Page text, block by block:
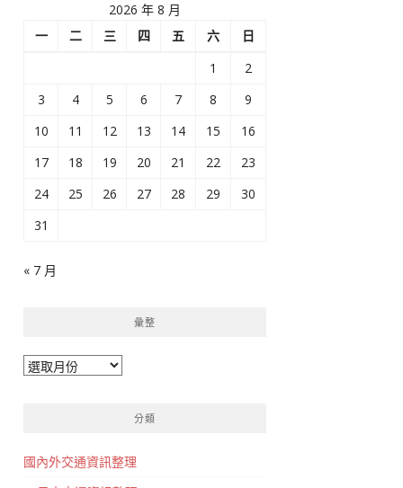
2026 年 8 月
一
二 三 四 五 六
日
1
2
3
4 5 6 7 8
9
10
11 12 13 14 15
16
17
18 19 20 21 22
23
24
25 26 27 28 29
30
31
« 7 月
彙整
彙
分類
國內外交通資訊整理